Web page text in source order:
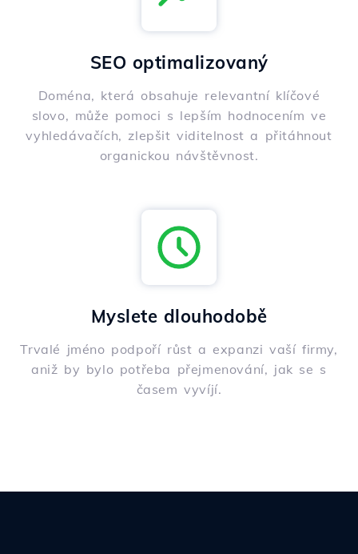
SEO optimalizovaný
Doména, která obsahuje relevantní klíčové
slovo, může pomoci s lepším hodnocením ve
vyhledávačích, zlepšit viditelnost a přitáhnout
organickou návštěvnost.
Myslete dlouhodobě
Trvalé jméno podpoří růst a expanzi vaší firmy,
aniž by bylo potřeba přejmenování, jak se s
časem vyvíjí.